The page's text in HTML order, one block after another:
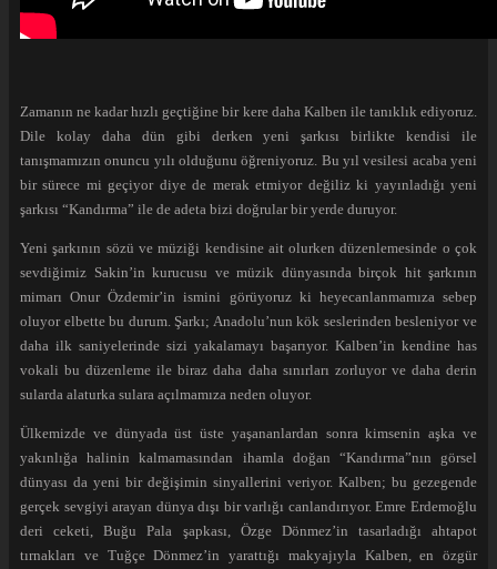
Zamanın ne kadar hızlı geçtiğine bir kere daha Kalben ile tanıklık ediyoruz.
Dile kolay daha dün gibi derken yeni şarkısı birlikte kendisi ile
tanışmamızın onuncu yılı olduğunu öğreniyoruz. Bu yıl vesilesi acaba yeni
bir sürece mi geçiyor diye de merak etmiyor değiliz ki yayınladığı yeni
şarkısı “Kandırma” ile de adeta bizi doğrular bir yerde duruyor.
Yeni şarkının sözü ve müziği kendisine ait olurken düzenlemesinde o çok
sevdiğimiz Sakin’in kurucusu ve müzik dünyasında birçok hit şarkının
mimarı Onur Özdemir’in ismini görüyoruz ki heyecanlanmamıza sebep
oluyor elbette bu durum. Şarkı; Anadolu’nun kök seslerinden besleniyor ve
daha ilk saniyelerinde sizi yakalamayı başarıyor. Kalben’in kendine has
vokali bu düzenleme ile biraz daha daha sınırları zorluyor ve daha derin
sularda alaturka sulara açılmamıza neden oluyor.
Ülkemizde ve dünyada üst üste yaşananlardan sonra kimsenin aşka ve
yakınlığa halinin kalmamasından ihamla doğan “Kandırma”nın görsel
dünyası da yeni bir değişimin sinyallerini veriyor. Kalben; bu gezegende
gerçek sevgiyi arayan dünya dışı bir varlığı canlandırıyor. Emre Erdemoğlu
deri ceketi, Buğu Pala şapkası, Özge Dönmez’in tasarladığı ahtapot
tırnakları ve Tuğçe Dönmez’in yarattığı makyajıyla Kalben, en özgür